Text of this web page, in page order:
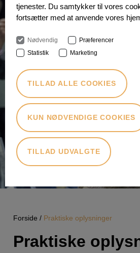
tjenester. Du samtykker til vores
fortsætter med at anvende vores
Nødvendig
Præferencer
Statistik
Marketing
TILLAD ALLE COOKIES
KUN NØDVENDIGE COOKIES
TILLAD UDVALGTE
Forside Praktiske oplysninger
Praktiske